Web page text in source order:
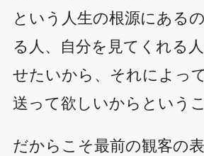
という人生の根源にある
る人、自分を見てくれる
せたいから、それによっ
送って欲しいからというこ
だからこそ最前の観客の表